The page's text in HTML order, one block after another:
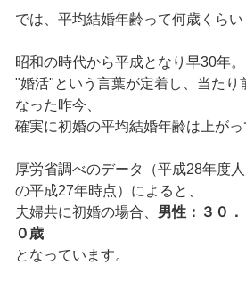
では、平均結婚年齢って何歳くらい
昭和の時代から平成となり早30年。
"婚活"という言葉が定着し、当たり
なった昨今、
確実に初婚の平均結婚年齢は上がっ
厚労省調べのデータ（平成28年度
の平成27年時点）によると、
夫婦共に初婚の場合、 男性：３０
０歳
となっています。